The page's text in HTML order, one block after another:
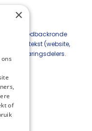
een feedbackronde
elke tekst (website,
en ervaringsdelers.
0.pdf
×
of